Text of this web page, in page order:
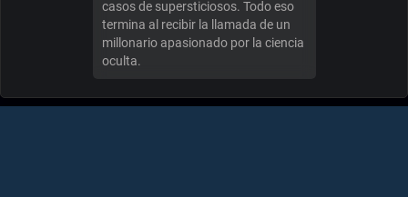
casos de supersticiosos. Todo eso
termina al recibir la llamada de un
millonario apasionado por la ciencia
oculta.